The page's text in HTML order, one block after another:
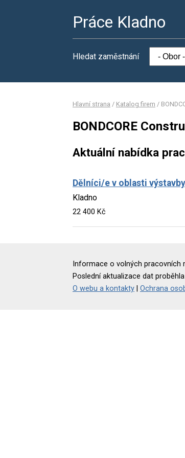
Práce Kladno
Hledat zaměstnání
Hlavní strana / Katalog firem /
BONDCORE
Aktuální nabídka
Dělníci/e v oblasti
Kladno
22 400 Kč
Informace o volných pracovních
Poslední aktualizace dat
O webu a kontakty
Ochrana